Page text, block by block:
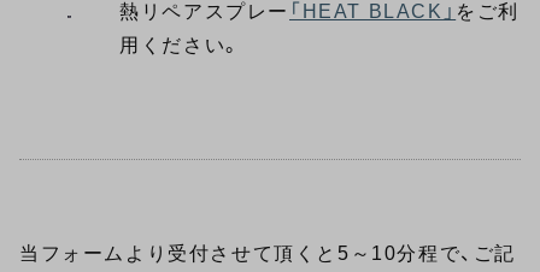
熱リペアスプレー 「HEAT BLACK」 をご利
用ください。
当フォームより受付させて頂くと5～10分程で、ご記